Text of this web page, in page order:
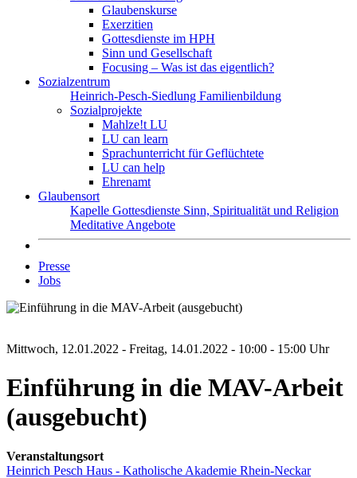
Glaubenskurse
Exerzitien
Gottesdienste im HPH
Sinn und Gesellschaft
Focusing – Was ist das eigentlich?
Sozialzentrum
Heinrich-Pesch-Siedlung Familienbildung
Sozialprojekte
Mahlze!t LU
LU can learn
Sprachunterricht für Geflüchtete
LU can help
Ehrenamt
Glaubensort
Kapelle Gottesdienste Sinn, Spiritualität und Religion
Meditative Angebote
Presse
Jobs
Mittwoch, 12.01.2022 - Freitag, 14.01.2022 - 10:00 - 15:00 Uhr
Einführung in die MAV-Arbeit
(ausgebucht)
Veranstaltungsort
Heinrich Pesch Haus - Katholische Akademie Rhein-Neckar